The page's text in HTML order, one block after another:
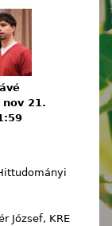
nov 21.
József, KRE